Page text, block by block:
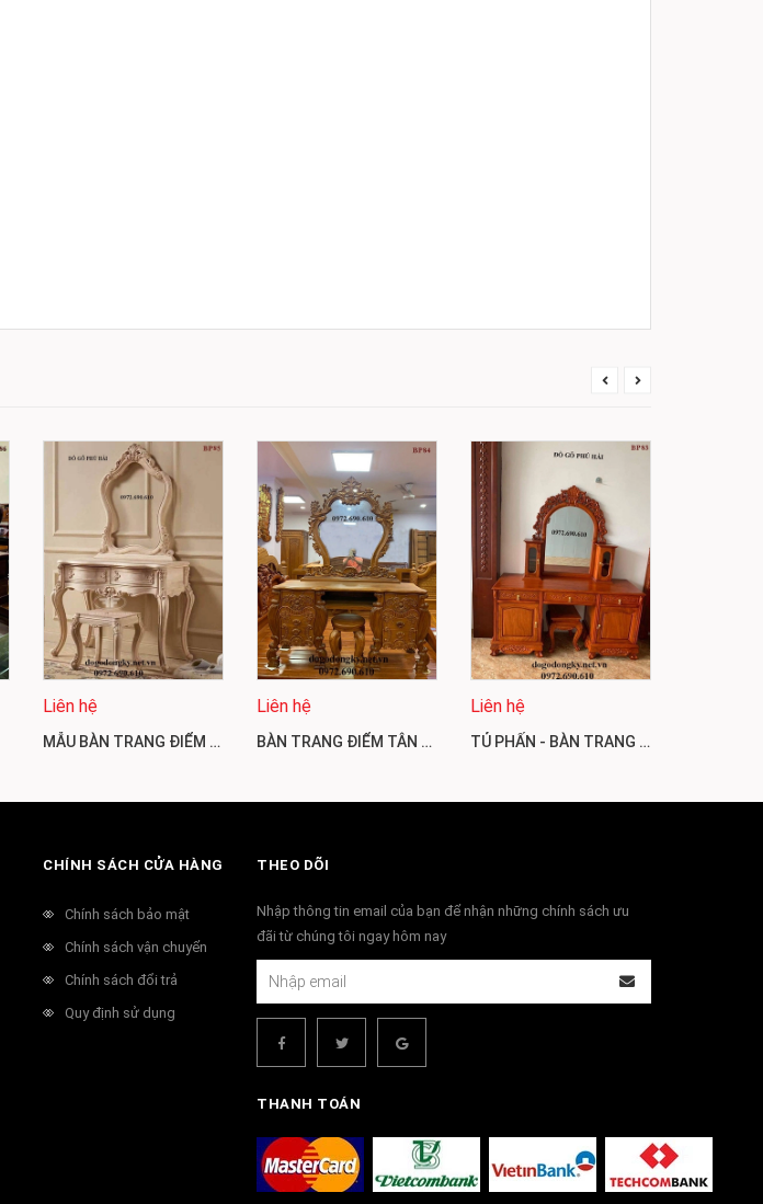
Liên hệ
MẪU BÀN TRANG ĐIỂM TÂN CỔ ĐIỂN ĐẸP, SANG TRỌNG, ĐẲNG CẤP BP85
Liên hệ
BÀN TRANG ĐIỂM TÂN CỔ ĐIỂN CAO CẤP ĐẸP KINH ĐIỂN BP84
Liên hệ
TỦ PHẤN - BÀN TRANG ĐIỂM ĐẸP MẪU MỚI XU HƯỚNG MỚI BP83
CHÍNH SÁCH CỬA HÀNG
Chính sách bảo mật
Chính sách vận chuyển
Chính sách đổi trả
Quy định sử dụng
THEO DÕI
Nhập thông tin email của bạn để nhận những chính sách ưu
đãi từ chúng tôi ngay hôm nay
THANH TOÁN